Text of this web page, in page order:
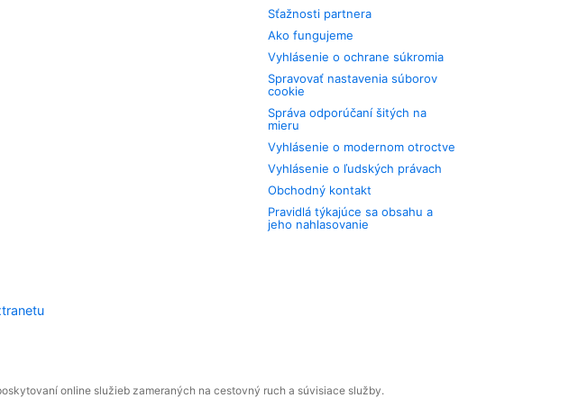
Sťažnosti partnera
Ako fungujeme
Vyhlásenie o ochrane súkromia
Spravovať nastavenia súborov
cookie
Správa odporúčaní šitých na
mieru
Vyhlásenie o modernom otroctve
Vyhlásenie o ľudských právach
Obchodný kontakt
Pravidlá týkajúce sa obsahu a
jeho nahlasovanie
online služieb zameraných na cestovný ruch a súvisiace služby.